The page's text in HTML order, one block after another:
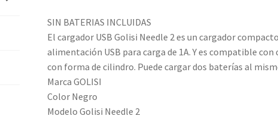
SIN BATERIAS INCLUIDAS
El cargador USB Golisi Needle 2 es un cargador
alimentación USB para carga de 1A. Y es compatible
con forma de cilindro. Puede cargar dos baterías al
Marca GOLISI
Color Negro
Modelo Golisi Needle 2